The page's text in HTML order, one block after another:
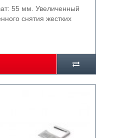
55 мм. Увеличенный
снятия жестких